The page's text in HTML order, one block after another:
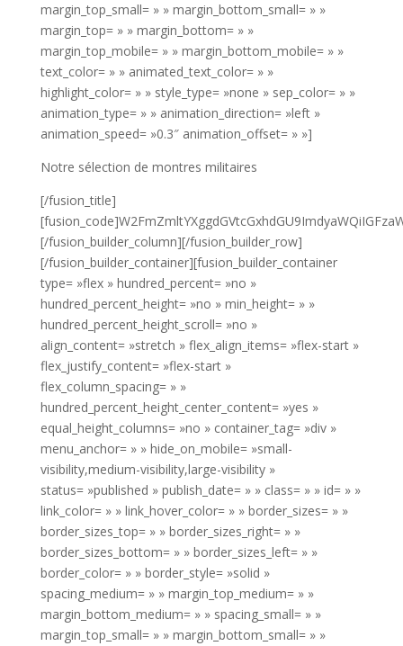
margin_top_small= » » margin_bottom_small= » »
margin_top= » » margin_bottom= » »
margin_top_mobile= » » margin_bottom_mobile= » »
text_color= » » animated_text_color= » »
highlight_color= » » style_type= »none » sep_color= » »
animation_type= » » animation_direction= »left »
animation_speed= »0.3″ animation_offset= » »]
Notre sélection de montres militaires
[/fusion_title]
[/fusion_builder_column][/fusion_builder_row]
[/fusion_builder_container][fusion_builder_container
type= »flex » hundred_percent= »no »
hundred_percent_height= »no » min_height= » »
hundred_percent_height_scroll= »no »
align_content= »stretch » flex_align_items= »flex-start »
flex_justify_content= »flex-start »
flex_column_spacing= » »
hundred_percent_height_center_content= »yes »
equal_height_columns= »no » container_tag= »div »
menu_anchor= » » hide_on_mobile= »small-
visibility,medium-visibility,large-visibility »
status= »published » publish_date= » » class= » » id= » »
link_color= » » link_hover_color= » » border_sizes= » »
border_sizes_top= » » border_sizes_right= » »
border_sizes_bottom= » » border_sizes_left= » »
border_color= » » border_style= »solid »
spacing_medium= » » margin_top_medium= » »
margin_bottom_medium= » » spacing_small= » »
margin_top_small= » » margin_bottom_small= » »